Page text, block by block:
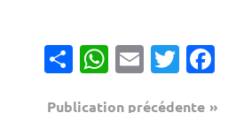
Facebook
Twitter
Email
Publication précédente